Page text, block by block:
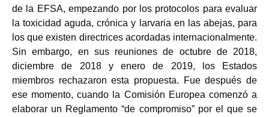
de la EFSA, empezando por los protocolos para evaluar
la toxicidad aguda, crónica y larvaria en las abejas, para
los que existen directrices acordadas internacionalmente.
Sin embargo, en sus reuniones de octubre de 2018,
diciembre de 2018 y enero de 2019, los Estados
miembros rechazaron esta propuesta. Fue después de
ese momento, cuando la Comisión Europea comenzó a
elaborar un Reglamento “de compromiso” por el que se